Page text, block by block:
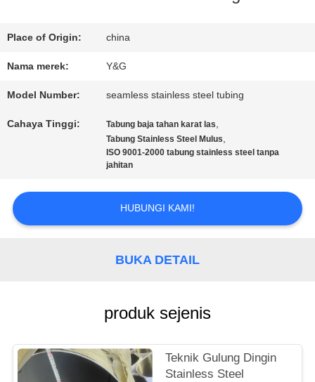
KONTROL
KUALITAS
BERITA
Place of Origin: china
Nama merek: Y&G
Model Number: seamless stainless steel tubing
Cahaya Tinggi: Tabung baja tahan karat las,
Tabung Stainless Steel Mulus,
ISO 9001-2000 tabung stainless steel tanpa
jahitan
HUBUNGI KAMI!
BUKA DETAIL
produk sejenis
Teknik Gulung Dingin
Stainless Steel